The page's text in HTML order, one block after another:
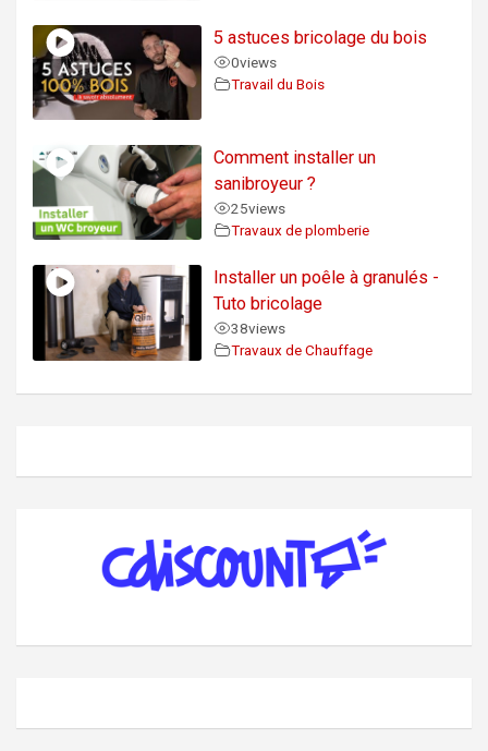
5 astuces bricolage du bois
0views
Travail du Bois
Comment installer un
sanibroyeur ?
25views
Travaux de plomberie
Installer un poêle à granulés -
Tuto bricolage
38views
Travaux de Chauffage